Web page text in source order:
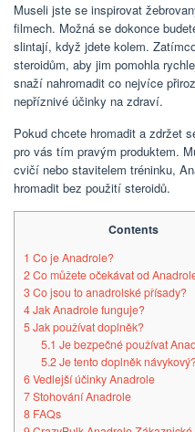
Museli jste se inspirovat
filmech. Možná se dokonce
slintají, když jdete kolem.
steroidům, aby jim pomohla
snaží nahromadit co nejvíce
nepříznivé účinky na zdraví.
Pokud chcete hromadit a zdržet
pro vás tím pravým produktem.
cvičí nebo stavitelem tréninku,
hromadit bez použití steroidů.
Contents
1 Co je Anadrole?
2Co můžete očekávat od
3Co jsou to anadrolské přísady?
4Jak Anadrole funguje?
5Jak používat doplněk?
5.1 Je bezpečné používat
5.2Je tento doplněk návykový?
6Vedlejší účinky Anadrole
7Stohování Anadrole
8 FAQs